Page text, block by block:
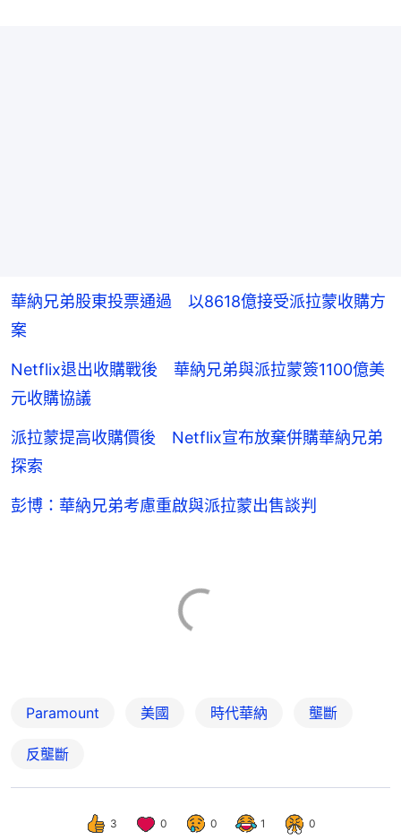
華納兄弟股東投票通過 以8618億接受派拉蒙收購方
案
Netflix退出收購戰後 華納兄弟與派拉蒙簽1100億美
元收購協議
派拉蒙提高收購價後 Netflix宣布放棄併購華納兄弟
探索
彭博：華納兄弟考慮重啟與派拉蒙出售談判
Paramount 美國 時代華納 壟斷
反壟斷
3 0 0 1 0